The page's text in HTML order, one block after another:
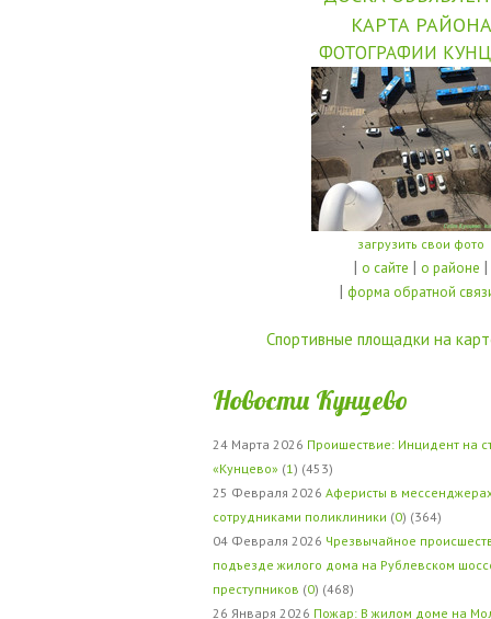
КАРТА РАЙОНА
ФОТОГРАФИИ
загрузить свои фото
| о сайте | о районе |
| форма обратной
Спортивные площадки на
Новости Кунцево
24 Марта 2026 Проишествие: Инцидент на
«Кунцево» (1 ) (453)
25 Февраля 2026 Аферисты в
сотрудниками поликлиники (0) (364)
04 Февраля 2026 Чрезвычайное
подъезде жилого дома на Рублевском
преступников (0) (468)
26 Января 2026 Пожар: В жилом доме на